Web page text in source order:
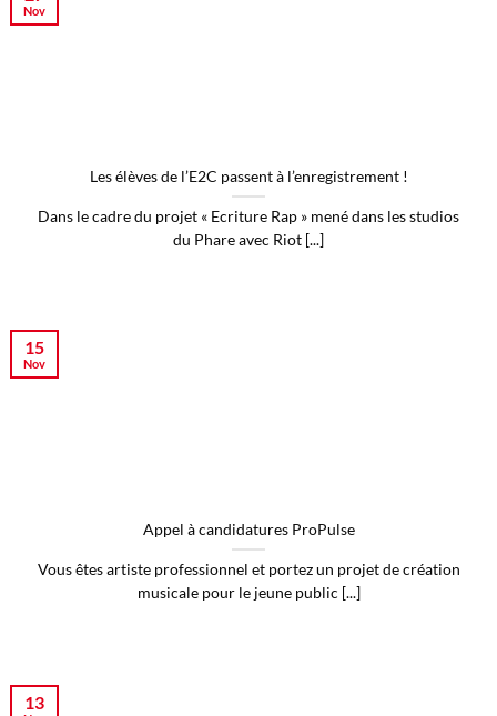
Les élèves de l’E2C passent à l’enregistrement !
Dans le cadre du projet « Ecriture Rap » mené dans les studios
du Phare avec Riot [...]
Nov
Appel à candidatures ProPulse
Vous êtes artiste professionnel et portez un projet de création
musicale pour le jeune public [...]
15
Nov
13